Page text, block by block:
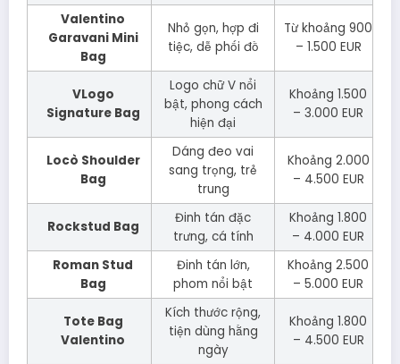
Valentino
Garavani Mini
Bag
Nhỏ gọn, hợp đi
tiệc, dễ phối đồ
Từ khoảng 900
– 1.500 EUR
VLogo
Signature Bag
Logo chữ V nổi
bật, phong cách
hiện đại
Khoảng 1.500
– 3.000 EUR
Locò Shoulder
Bag
Dáng đeo vai
sang trọng, trẻ
trung
Khoảng 2.000
– 4.500 EUR
Rockstud Bag
Đinh tán đặc
trưng, cá tính
Khoảng 1.800
– 4.000 EUR
Roman Stud
Bag
Đinh tán lớn,
phom nổi bật
Khoảng 2.500
– 5.000 EUR
Tote Bag
Valentino
Kích thước rộng,
tiện dùng hằng
ngày
Khoảng 1.800
– 4.500 EUR